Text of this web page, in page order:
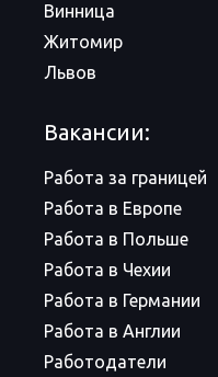
Винница
Житомир
Львов
Вакансии:
Работа за границей
Работа в Европе
Работа в Польше
Работа в Чехии
Работа в Германии
Работа в Англии
Работодатели